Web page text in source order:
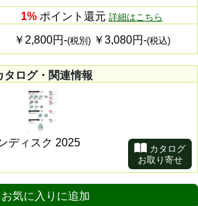
1% ポイント還元 詳細はこちら
￥2,800円-(税別) ￥3,080円-(税込)
タログ・関連情報
ディスク 2025
カタログ
お取り寄せ
お気に入りに追加